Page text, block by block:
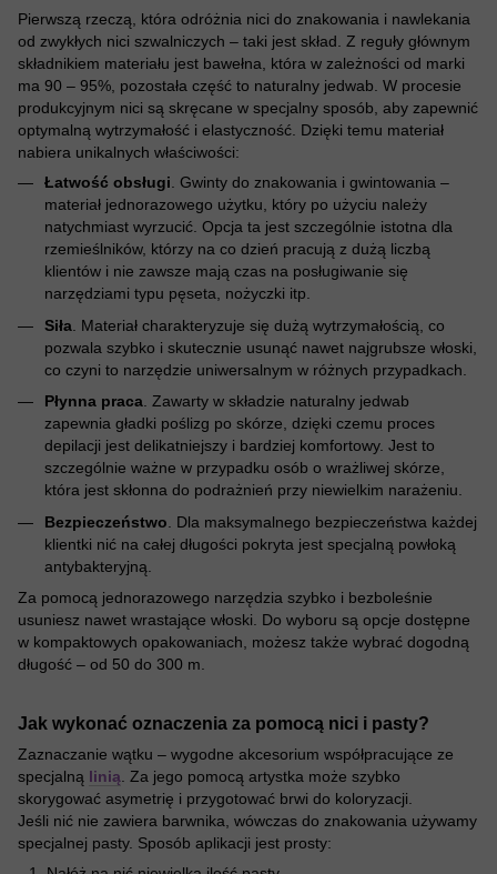
Pierwszą rzeczą, która odróżnia nici do znakowania i nawlekania
od zwykłych nici szwalniczych – taki jest skład. Z reguły głównym
składnikiem materiału jest bawełna, która w zależności od marki
ma 90 – 95%, pozostała część to naturalny jedwab. W procesie
produkcyjnym nici są skręcane w specjalny sposób, aby zapewnić
optymalną wytrzymałość i elastyczność. Dzięki temu materiał
nabiera unikalnych właściwości:
Łatwość obsługi. Gwinty do znakowania i gwintowania –
materiał jednorazowego użytku, który po użyciu należy
natychmiast wyrzucić. Opcja ta jest szczególnie istotna dla
rzemieślników, którzy na co dzień pracują z dużą liczbą
klientów i nie zawsze mają czas na posługiwanie się
narzędziami typu pęseta, nożyczki itp.
Siła . Materiał charakteryzuje się dużą wytrzymałością, co
pozwala szybko i skutecznie usunąć nawet najgrubsze włoski,
co czyni to narzędzie uniwersalnym w różnych przypadkach.
Płynna praca . Zawarty w składzie naturalny jedwab
zapewnia gładki poślizg po skórze, dzięki czemu proces
depilacji jest delikatniejszy i bardziej komfortowy. Jest to
szczególnie ważne w przypadku osób o wrażliwej skórze,
która jest skłonna do podrażnień przy niewielkim narażeniu.
Bezpieczeństwo . Dla maksymalnego bezpieczeństwa każdej
klientki nić na całej długości pokryta jest specjalną powłoką
antybakteryjną.
Za pomocą jednorazowego narzędzia szybko i bezboleśnie
usuniesz nawet wrastające włoski. Do wyboru są opcje dostępne
w kompaktowych opakowaniach, możesz także wybrać dogodną
długość – od 50 do 300 m.
Jak wykonać oznaczenia za pomocą nici i pasty?
Zaznaczanie wątku – wygodne akcesorium współpracujące ze
specjalną linią . Za jego pomocą artystka może szybko
skorygować asymetrię i przygotować brwi do koloryzacji.
Jeśli nić nie zawiera barwnika, wówczas do znakowania używamy
specjalnej pasty. Sposób aplikacji jest prosty: